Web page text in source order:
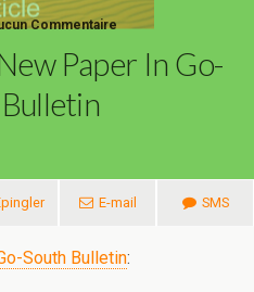
Commentaire
Paper In Go-
E-mail SMS
South Bulletin: